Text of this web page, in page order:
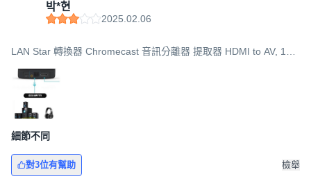
박*현
2025.02.06
LAN Star 轉換器 Chromecast 音訊分離器 提取器 HDMI to AV, 1個,
細節不同
對3位有幫助 檢舉